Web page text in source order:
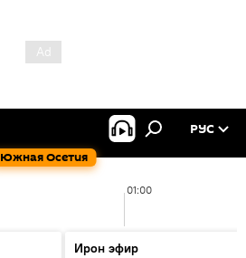
Южная Осетия
РУС
01:00
Ирон эфир